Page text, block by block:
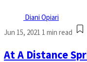
Diani Opiari
Jun 15, 2021 1 min read
At A Distance